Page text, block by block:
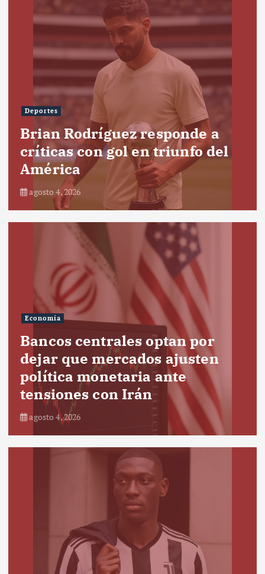
Deportes
Brian Rodríguez responde a
críticas con gol en triunfo del
América
agosto 4, 2026
Economía
Bancos centrales optan por
dejar que mercados ajusten
política monetaria ante
tensiones con Irán
agosto 4, 2026